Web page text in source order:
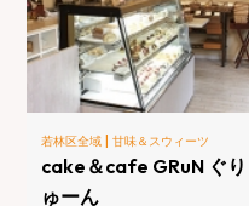
若林区全域 |甘味＆スウィーツ
cake＆cafe GRuN ぐり
ゅーん